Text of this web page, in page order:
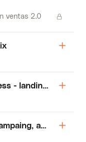
ventas 2.0
- landing pages -